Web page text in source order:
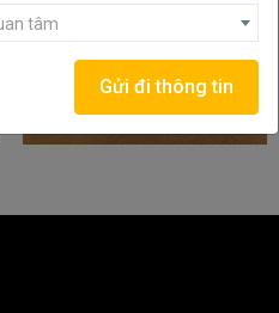
tâm
Gửi đi thông tin